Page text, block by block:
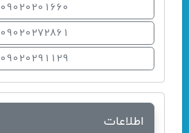
09020201660
09020272861
09020291129
اطلاعات